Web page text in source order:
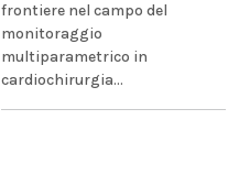
frontiere nel campo del
monitoraggio
multiparametrico in
cardiochirurgia...